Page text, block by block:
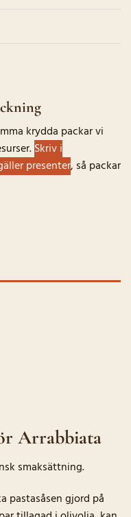
krydda packar vi
Skriv i
presenter, så packar
Arrabbiata
smaksättning.
pastasåsen gjord på